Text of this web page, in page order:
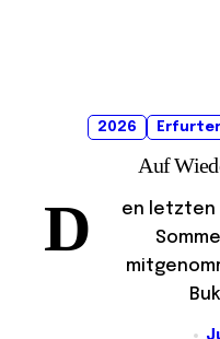
2026
Auf
D
en letzten